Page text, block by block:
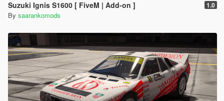
Suzuki Ignis S1600 [ FiveM | Add-on ] 1.0
By saarankomods